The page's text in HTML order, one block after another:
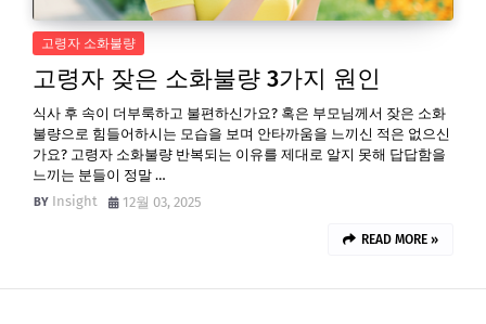
고령자 소화불량
고령자 잦은 소화불량 3가지 원인
식사 후 속이 더부룩하고 불편하신가요? 혹은 부모님께서 잦은 소화
불량으로 힘들어하시는 모습을 보며 안타까움을 느끼신 적은 없으신
가요? 고령자 소화불량 반복되는 이유를 제대로 알지 못해 답답함을
느끼는 분들이 정말 …
Insight
12월 03, 2025
READ MORE »